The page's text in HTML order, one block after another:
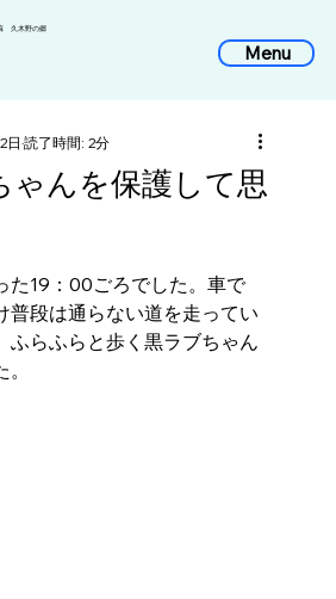
久木野の郷
Menu
ゃんを保護して思
日 読了時間: 2分
と評価されています。
た19：00ごろでした。車で
普段は通らない道を走ってい
ふらふらと歩く黒ラブちゃん